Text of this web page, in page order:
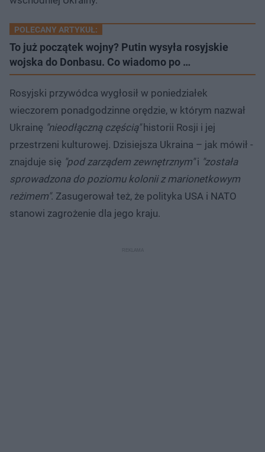
POLECANY ARTYKUŁ:
To już początek wojny? Putin wysyła rosyjskie
wojska do Donbasu. Co wiadomo po …
Rosyjski przywódca wygłosił w poniedziałek
wieczorem ponadgodzinne orędzie, w którym nazwał
Ukrainę "nieodłączną częścią"historii Rosji i jej
przestrzeni kulturowej. Dzisiejsza Ukraina – jak mówił -
znajduje się "pod zarządem zewnętrznym"i "została
sprowadzona do poziomu kolonii z marionetkowym
reżimem". Zasugerował też, że polityka USA i NATO
stanowi zagrożenie dla jego kraju.